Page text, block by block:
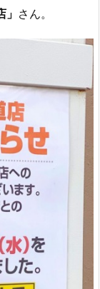
さん。